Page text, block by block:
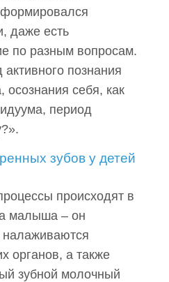
даже есть
по разным вопросам.
познания
себя, как
период
зубов у детей
происходят в
малыша – он
налаживаются
органов, а также
зубной молочный